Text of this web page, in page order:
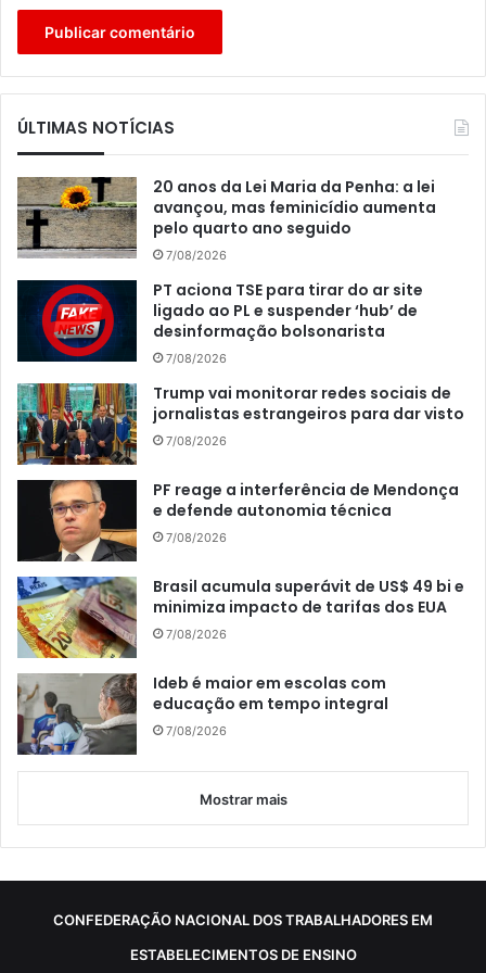
ÚLTIMAS NOTÍCIAS
20 anos da Lei Maria da Penha: a lei
avançou, mas feminicídio aumenta
pelo quarto ano seguido
7/08/2026
PT aciona TSE para tirar do ar site
ligado ao PL e suspender ‘hub’ de
desinformação bolsonarista
7/08/2026
Trump vai monitorar redes sociais de
jornalistas estrangeiros para dar visto
7/08/2026
PF reage a interferência de Mendonça
e defende autonomia técnica
7/08/2026
Brasil acumula superávit de US$ 49 bi e
minimiza impacto de tarifas dos EUA
7/08/2026
Ideb é maior em escolas com
educação em tempo integral
7/08/2026
Mostrar mais
CONFEDERAÇÃO NACIONAL DOS TRABALHADORES EM
ESTABELECIMENTOS DE ENSINO